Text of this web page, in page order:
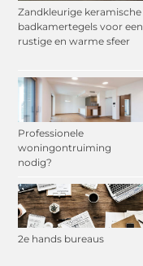
Zandkleurige keramische
badkamertegels voor een
rustige en warme sfeer
Professionele
woningontruiming
nodig?
2e hands bureaus